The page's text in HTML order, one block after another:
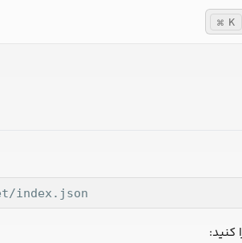
index.json
کنید:
K
⌘